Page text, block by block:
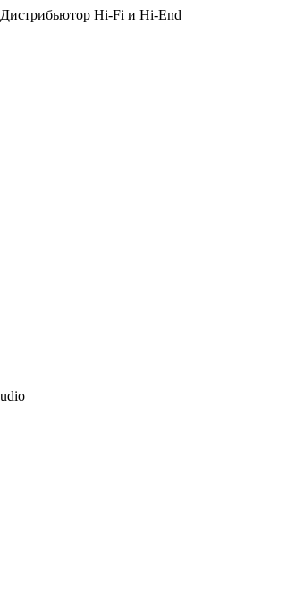
Дистрибьютор Hi-Fi и Hi-End